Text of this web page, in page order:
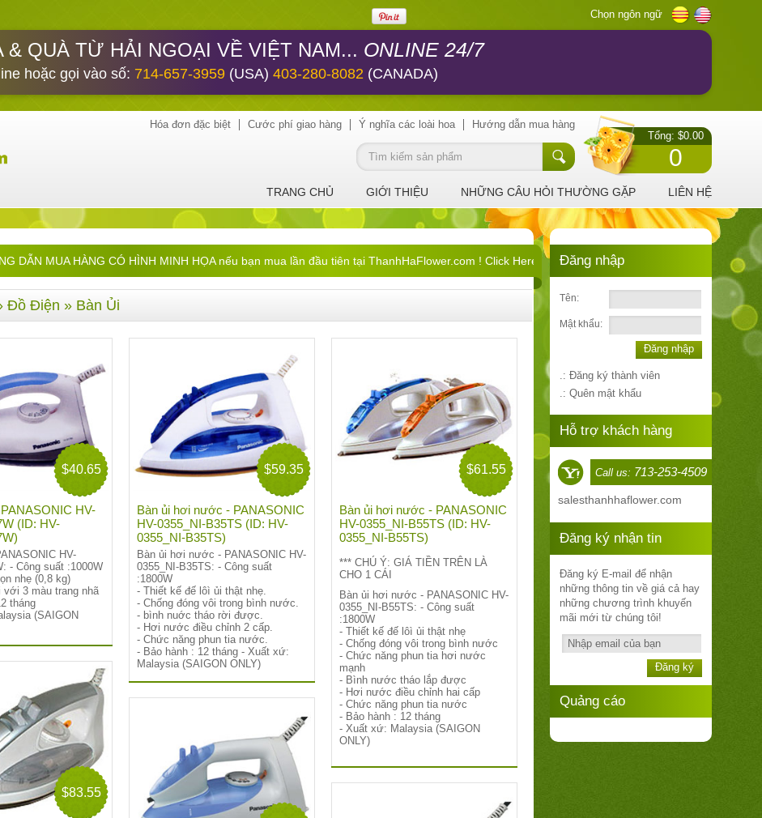
Chọn ngôn ngữ
& QUÀ TỪ HẢI NGOẠI VỀ VIỆT NAM... ONLINE 24/7
hoặc gọi vào số: 714-657-3959 (USA) 403-280-8082 (CANADA)
Tổng: $0.00
0
Hóa đơn đặc biệt Cước phí giao hàng Ý nghĩa các loài hoa Hướng dẫn mua hàng
TRANG CHỦ GIỚI THIỆU NHỮNG CÂU HỎI THƯỜNG GẶP LIÊN HỆ
DẪN MUA HÀNG CÓ HÌNH MINH HỌA nếu bạn mua lần đầu tiên tại ThanhHaFlower.com ! Click Here !
Đồ Điện » Bàn Ủi
$40.65
HV-
(ID: HV-
HV-
- Công suất :1000W
nhẹ (0,8 kg)
3 màu trang nhã
tháng
(SAIGON
$59.35
Bàn ủi hơi nước - PANASONIC
HV-0355_NI-B35TS (ID: HV-
0355_NI-B35TS)
Bàn ủi hơi nước - PANASONIC HV-
0355_NI-B35TS: - Công suất
:1800W
- Thiết kế đế lôì ủi thật nhẹ.
- Chống đóng vôi trong bình nước.
- bình nuớc tháo rời được.
- Hơi nước điều chỉnh 2 cấp.
- Chức năng phun tia nước.
- Bảo hành : 12 tháng - Xuất xứ:
Malaysia (SAIGON ONLY)
$61.55
Bàn ủi hơi nước - PANASONIC
HV-0355_NI-B55TS (ID: HV-
0355_NI-B55TS)
*** CHÚ Ý: GIÁ TIỀN TRÊN LÀ
CHO 1 CÁI
Bàn ủi hơi nước - PANASONIC HV-
0355_NI-B55TS: - Công suất
:1800W
- Thiết kế đế lôì ủi thật nhẹ
- Chống đóng vôi trong bình nước
- Chức năng phun tia hơi nước
mạnh
- Bình nước tháo lắp được
- Hơi nước điều chỉnh hai cấp
- Chức năng phun tia nước
- Bảo hành : 12 tháng
- Xuất xứ: Malaysia (SAIGON
ONLY)
$83.55
Đăng nhập
Tên:
Mật khẩu:
Đăng nhập
.: Đăng ký thành viên
.: Quên mật khẩu
Hỗ trợ khách hàng
Call us: 713-253-4509
salesthanhhaflower.com
Đăng ký nhận tin
Đăng ký E-mail để nhận
những thông tin về giá cả hay
những chương trình khuyến
mãi mới từ chúng tôi!
Đăng ký
Quảng cáo